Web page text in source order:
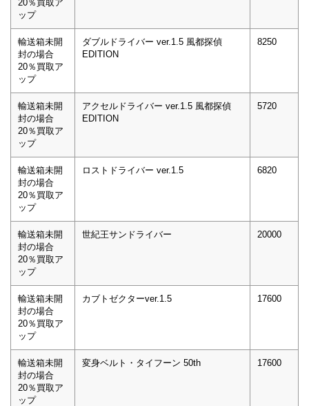
20％買取ア
ップ
輸送箱未開
封の場合
20％買取ア
ップ
ダブルドライバー ver.1.5 風都探偵
EDITION
8250
輸送箱未開
封の場合
20％買取ア
ップ
アクセルドライバー ver.1.5 風都探偵
EDITION
5720
輸送箱未開
封の場合
20％買取ア
ップ
ロストドライバー ver.1.5 6820
輸送箱未開
封の場合
20％買取ア
ップ
世紀王サンドライバー 20000
輸送箱未開
封の場合
20％買取ア
ップ
カブトゼクターver.1.5 17600
輸送箱未開
封の場合
20％買取ア
ップ
変身ベルト・タイフーン 50th 17600